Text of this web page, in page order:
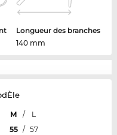
Longueur des branches
140 mm
M /
L
55 / 57